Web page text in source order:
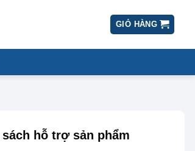
GIỎ HÀNG
hỗ trợ sản phẩm